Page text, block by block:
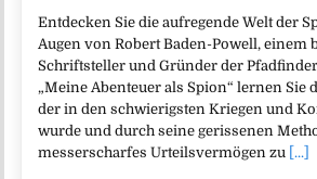
Entdecken Sie die aufregende Welt der
Augen von Robert Baden-Powell, einem
Schriftsteller und Gründer der
„Meine Abenteuer als Spion“ lernen Sie
der in den schwierigsten Kriegen und
wurde und durch seine gerissenen
messerscharfes Urteilsvermögen zu [...]